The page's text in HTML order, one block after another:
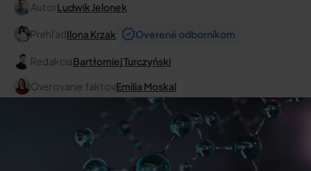
AutorLudwik Jelonek
PrehľadIlona Krzak Overené odborníkom
RedakciaBartłomiej Turczyński
Overovanie faktovEmilia Moskal